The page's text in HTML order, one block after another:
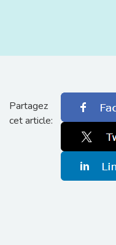
Partagez
cet article: